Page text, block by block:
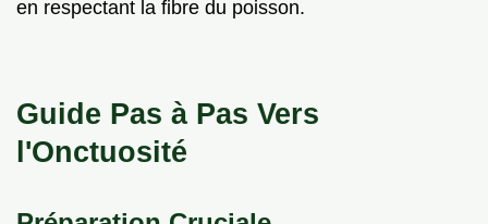
en respectant la fibre du poisson.
Guide Pas à Pas Vers
l'Onctuosité